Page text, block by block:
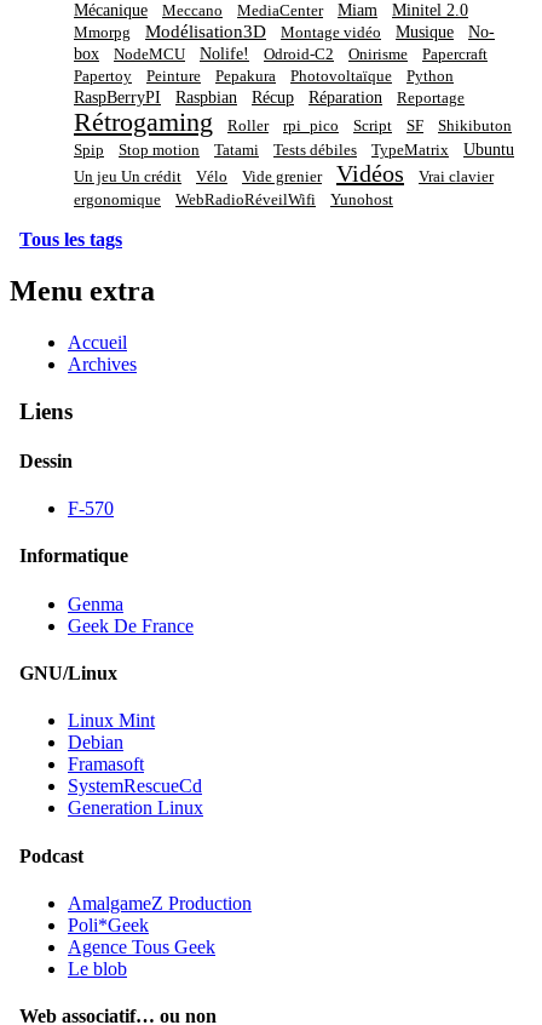
Mécanique Meccano MediaCenter Miam Minitel 2.0
Mmorpg Modélisation3D Montage vidéo Musique
No-
box
NodeMCU Nolife! Odroid-C2 Onirisme
Papercraft
Papertoy
Peinture Pepakura Photovoltaïque Python
RaspBerryPI Raspbian Récup Réparation Reportage
Rétrogaming Roller rpi_pico Script SF
Shikibuton
Spip
Stop motion Tatami Tests débiles TypeMatrix Ubuntu
Un jeu Un crédit Vélo Vide grenier Vidéos
Vrai clavier
ergonomique
WebRadioRéveilWifi Yunohost
Tous les tags
Menu extra
Accueil
Archives
Liens
Dessin
F-570
Informatique
Genma
Geek De France
GNU/Linux
Linux Mint
Debian
Framasoft
SystemRescueCd
Generation Linux
Podcast
AmalgameZ Production
Poli*Geek
Agence Tous Geek
Le blob
Web associatif… ou non